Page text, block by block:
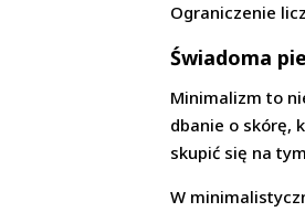
Ograniczenie
Świadoma
Minimalizm to
dbanie o skórę,
skupić się na
W